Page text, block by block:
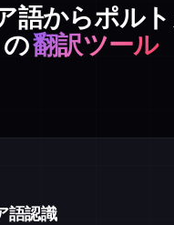
語からポル
の翻訳ツール
語認識